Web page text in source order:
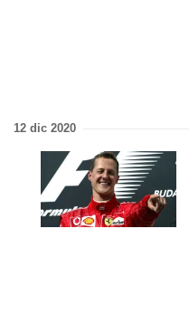
12 dic 2020